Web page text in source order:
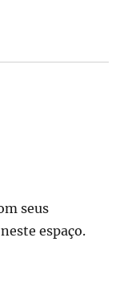
seus
espaço.